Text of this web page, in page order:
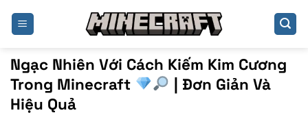
nội
Ngạc Nhiên Với Cách Kiếm Kim Cương
Trong Minecraft
| Đơn Giản Và
Hiệu Quả